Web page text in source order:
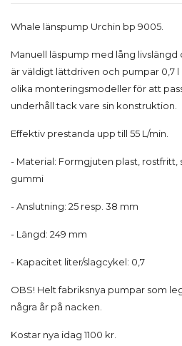
Whale länspump Urchin bp 9005.
Manuell läspump med lång
är väldigt lättdriven och pumpar 0,7 l
olika monteringsmodeller för att
underhåll tack vare sin konstruktion.
Effektiv prestanda upp till 55 L/min.
- Material: Formgjuten plast, rostfritt,
gummi
- Anslutning: 25 resp. 38 mm
- Längd: 249 mm
- Kapacitet liter/slagcykel: 0,7
OBS! Helt fabriksnya pumpar som
några år på nacken.
Kostar nya idag 1100 kr.